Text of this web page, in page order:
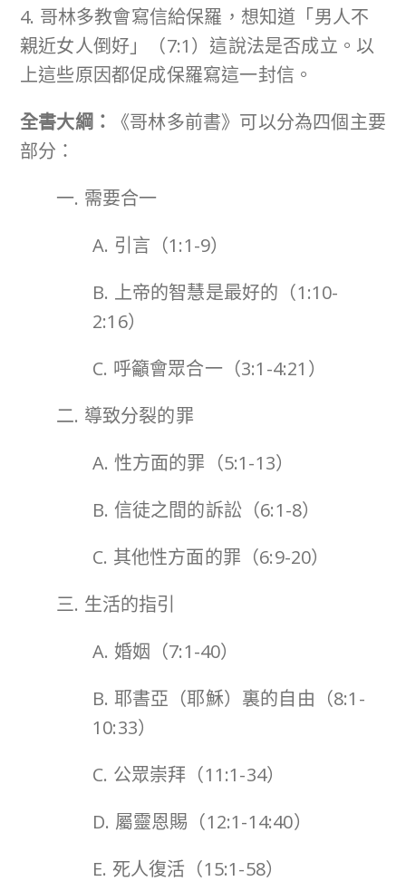
4. 哥林多教會寫信給保羅，想知道「男人不
親近女人倒好」（7:1）這說法是否成立。以
上這些原因都促成保羅寫這一封信。
全書大綱：
《哥林多前書》可以分為四個主要
部分：
一. 需要合一
A. 引言（1:1-9）
B. 上帝的智慧是最好的（1:10-
2:16）
C. 呼籲會眾合一（3:1-4:21）
二. 導致分裂的罪
A. 性方面的罪（5:1-13）
B. 信徒之間的訴訟（6:1-8）
C. 其他性方面的罪（6:9-20）
三. 生活的指引
A. 婚姻（7:1-40）
B. 耶書亞（耶穌）裏的自由（8:1-
10:33）
C. 公眾崇拜（11:1-34）
D. 屬靈恩賜（12:1-14:40）
E. 死人復活（15:1-58）